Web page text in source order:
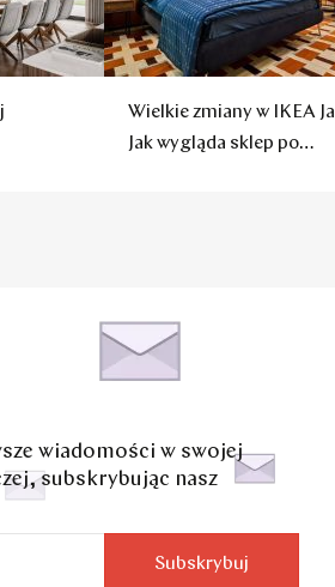
Wielkie zmiany w IKEA
Jak wygląda sklep po
wiadomości w swojej
subskrybując nasz
Subskrybuj